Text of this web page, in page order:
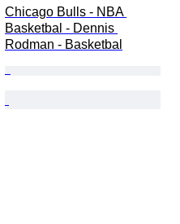
Chicago Bulls - NBA
Basketbal - Dennis
Rodman - Basketbal